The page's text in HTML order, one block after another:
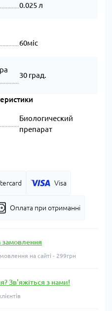
0.025 л
60міс
30 град.
Биологический
препарат
Visa
Оплата при отриманні
замовлення
на сайті - 299грн
Зв'яжіться з нами!